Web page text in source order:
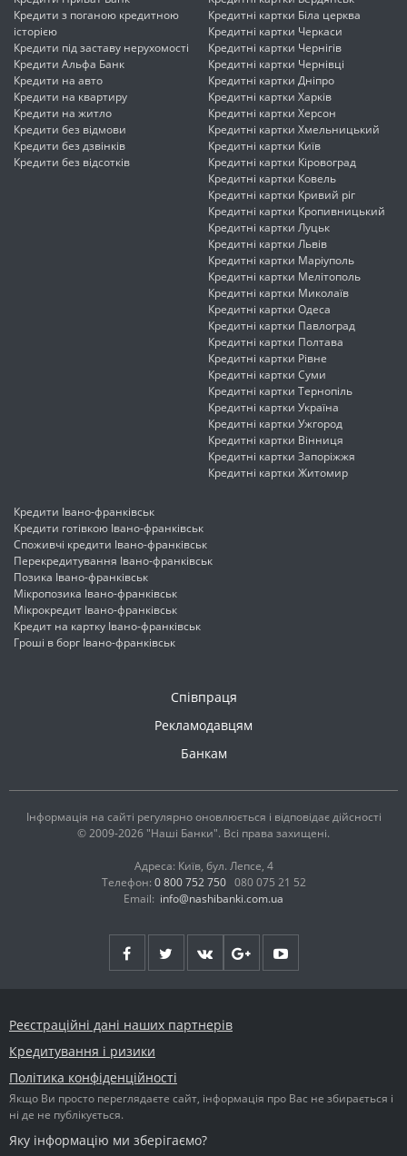
Кредити з поганою кредитною
історією
Кредити під заставу нерухомості
Кредити Альфа Банк
Кредити на авто
Кредити на квартиру
Кредити на житло
Кредити без відмови
Кредити без дзвінків
Кредити без відсотків
Кредитні картки Біла церква
Кредитні картки Черкаси
Кредитні картки Чернігів
Кредитні картки Чернівці
Кредитні картки Дніпро
Кредитні картки Харків
Кредитні картки Херсон
Кредитні картки Хмельницький
Кредитні картки Київ
Кредитні картки Кіровоград
Кредитні картки Ковель
Кредитні картки Кривий ріг
Кредитні картки Кропивницький
Кредитні картки Луцьк
Кредитні картки Львів
Кредитні картки Маріуполь
Кредитні картки Мелітополь
Кредитні картки Миколаїв
Кредитні картки Одеса
Кредитні картки Павлоград
Кредитні картки Полтава
Кредитні картки Рівне
Кредитні картки Суми
Кредитні картки Тернопіль
Кредитні картки Україна
Кредитні картки Ужгород
Кредитні картки Вінниця
Кредитні картки Запоріжжя
Кредитні картки Житомир
Кредити Івано-франківськ
Кредити готівкою Івано-франківськ
Споживчі кредити Івано-франківськ
Перекредитування Івано-франківськ
Позика Івано-франківськ
Мікропозика Івано-франківськ
Мікрокредит Івано-франківськ
Кредит на картку Івано-франківськ
Гроші в борг Івано-франківськ
Співпраця
Рекламодавцям
Банкам
Інформація на сайті регулярно оновлюється і відповідає дійсності
© 2009-2026 "Наші Банки". Всі права захищені.
Адреса: Київ, бул. Лепсе, 4
Телефон: 0 800 752 750 080 075 21 52
Email: info@nashibanki.com.ua
Реєстраційні дані наших партнерів
Кредитування і ризики
Політика конфіденційності
Якщо Ви просто переглядаєте сайт, інформація про Вас не збирається і
ні де не публікується.
Яку інформацію ми зберігаємо?